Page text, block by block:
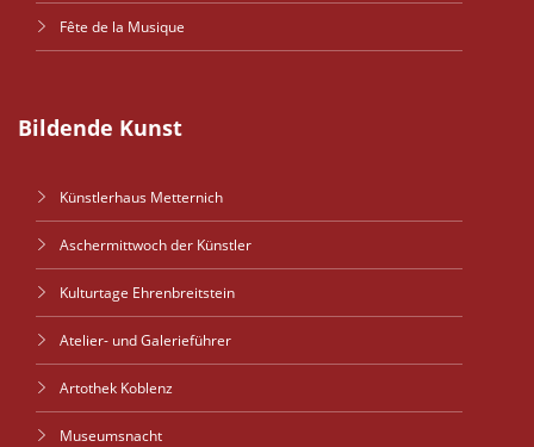
Fête de la Musique
Bildende Kunst
Künstlerhaus Metternich
Aschermittwoch der Künstler
Kulturtage Ehrenbreitstein
Atelier- und Galerieführer
Artothek Koblenz
Museumsnacht